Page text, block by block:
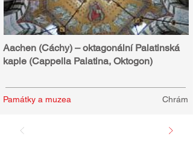
Aachen (Cáchy) – oktagonální Palatinská
kaple (Cappella Palatina, Oktogon)
Památky a muzea Chrám